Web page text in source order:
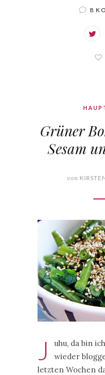
8
Grüner
Sesam
von
J
uhu, da bin
wieder
letzten Wochen